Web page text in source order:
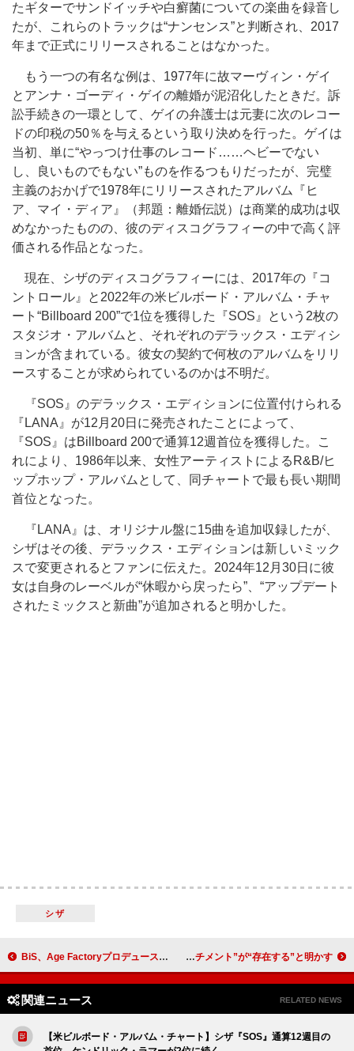
たギターでサンドイッチや白癬菌についての楽曲を録音し
たが、これらのトラックは“ナンセンス”と判断され、2017
年まで正式にリリースされることはなかった。
もう一つの有名な例は、1977年に故マーヴィン・ゲイ
とアンナ・ゴーディ・ゲイの離婚が泥沼化したときだ。訴
訟手続きの一環として、ゲイの弁護士は元妻に次のレコー
ドの印税の50％を与えるという取り決めを行った。ゲイは
当初、単に“やっつけ仕事のレコード……ヘビーでない
し、良いものでもない”ものを作るつもりだったが、完璧
主義のおかげで1978年にリリースされたアルバム『ヒ
ア、マイ・ディア』（邦題：離婚伝説）は商業的成功は収
めなかったものの、彼のディスコグラフィーの中で高く評
価される作品となった。
現在、シザのディスコグラフィーには、2017年の『コ
ントロール』と2022年の米ビルボード・アルバム・チャ
ート“Billboard 200”で1位を獲得した『SOS』という2枚の
スタジオ・アルバムと、それぞれのデラックス・エディシ
ョンが含まれている。彼女の契約で何枚のアルバムをリリ
ースすることが求められているのかは不明だ。
『SOS』のデラックス・エディションに位置付けられる
『LANA』が12月20日に発売されたことによって、
『SOS』はBillboard 200で通算12週首位を獲得した。こ
れにより、1986年以来、女性アーティストによるR&B/ヒ
ップホップ・アルバムとして、同チャートで最も長い期間
首位となった。
『LANA』は、オリジナル盤に15曲を追加収録したが、
シザはその後、デラックス・エディションは新しいミック
スで変更されるとファンに伝えた。2024年12月30日に彼
女は自身のレーベルが“休暇から戻ったら”、“アップデート
されたミックスと新曲”が追加されると明かした。
シザ
BiS、Age Factoryプロデュース楽曲「R.U.N」「Sakura」のライブ映像公開 アリアナ・グランデ、『エターナル・サンシャイン』の“アタッチメント”が“存在する”と明かす
関連ニュース RELATED NEWS
【米ビルボード・アルバム・チャート】シザ『SOS』通算12週目の